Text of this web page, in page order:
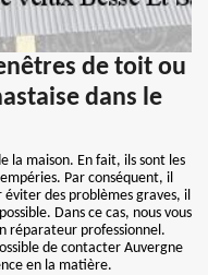
de toit ou
dans le
la maison. En fait, ils sont les
Par conséquent, il
éviter des problèmes graves, il
Dans ce cas, nous vous
réparateur professionnel.
de contacter Auvergne
en la matière.